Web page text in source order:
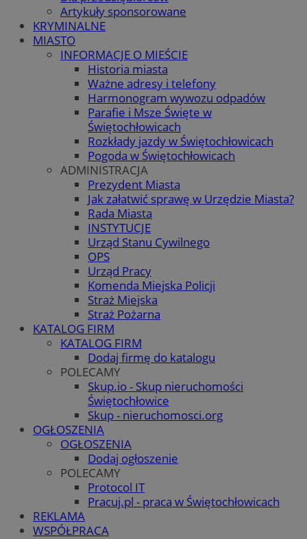
Artykuły sponsorowane
KRYMINALNE
MIASTO
INFORMACJE O MIEŚCIE
Historia miasta
Ważne adresy i telefony
Harmonogram wywozu odpadów
Parafie i Msze Święte w
Świętochłowicach
Rozkłady jazdy w Świętochłowicach
Pogoda w Świętochłowicach
ADMINISTRACJA
Prezydent Miasta
Jak załatwić sprawę w Urzędzie Miasta?
Rada Miasta
INSTYTUCJE
Urząd Stanu Cywilnego
OPS
Urząd Pracy
Komenda Miejska Policji
Straż Miejska
Straż Pożarna
KATALOG FIRM
KATALOG FIRM
Dodaj firmę do katalogu
POLECAMY
Skup.io - Skup nieruchomości
Świętochłowice
Skup - nieruchomosci.org
OGŁOSZENIA
OGŁOSZENIA
Dodaj ogłoszenie
POLECAMY
Protocol IT
Pracuj.pl - praca w Świętochłowicach
REKLAMA
WSPÓŁPRACA